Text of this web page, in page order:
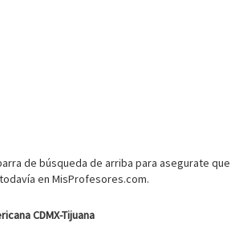
de búsqueda de arriba para asegurate que
en MisProfesores.com.
CDMX-Tijuana